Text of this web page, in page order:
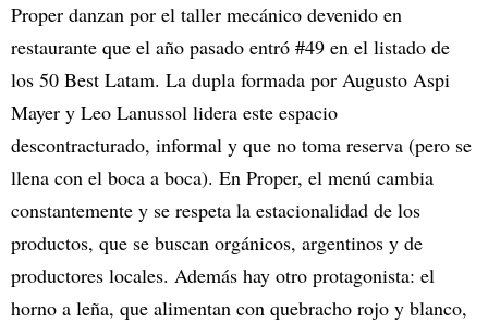
Proper danzan por el taller mecánico devenido en
restaurante que el año pasado entró #49 en el listado de
los 50 Best Latam. La dupla formada por Augusto Aspi
Mayer y Leo Lanussol lidera este espacio
descontracturado, informal y que no toma reserva (pero se
llena con el boca a boca). En Proper, el menú cambia
constantemente y se respeta la estacionalidad de los
productos, que se buscan orgánicos, argentinos y de
productores locales. Además hay otro protagonista: el
horno a leña, que alimentan con quebracho rojo y blanco,